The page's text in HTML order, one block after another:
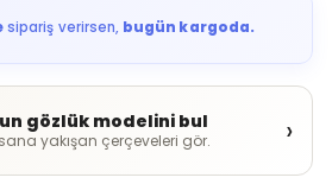
sipariş verirsen, bugün kargoda.
gözlük modelini bul
yakışan çerçeveleri gör. ›